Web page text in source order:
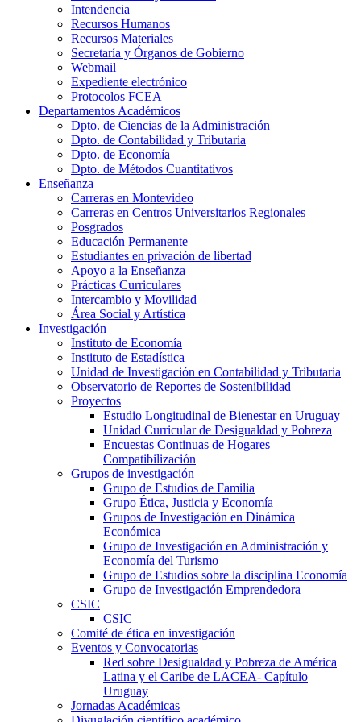
Intendencia
Recursos Humanos
Recursos Materiales
Secretaría y Órganos de Gobierno
Webmail
Expediente electrónico
Protocolos FCEA
Departamentos Académicos
Dpto. de Ciencias de la Administración
Dpto. de Contabilidad y Tributaria
Dpto. de Economía
Dpto. de Métodos Cuantitativos
Enseñanza
Carreras en Montevideo
Carreras en Centros Universitarios Regionales
Posgrados
Educación Permanente
Estudiantes en privación de libertad
Apoyo a la Enseñanza
Prácticas Curriculares
Intercambio y Movilidad
Área Social y Artística
Investigación
Instituto de Economía
Instituto de Estadística
Unidad de Investigación en Contabilidad y Tributaria
Observatorio de Reportes de Sostenibilidad
Proyectos
Estudio Longitudinal de Bienestar en Uruguay
Unidad Curricular de Desigualdad y Pobreza
Encuestas Continuas de Hogares
Compatibilización
Grupos de investigación
Grupo de Estudios de Familia
Grupo Ética, Justicia y Economía
Grupos de Investigación en Dinámica
Económica
Grupo de Investigación en Administración y
Economía del Turismo
Grupo de Estudios sobre la disciplina Economía
Grupo de Investigación Emprendedora
CSIC
CSIC
Comité de ética en investigación
Eventos y Convocatorias
Red sobre Desigualdad y Pobreza de América
Latina y el Caribe de LACEA- Capítulo
Uruguay
Jornadas Académicas